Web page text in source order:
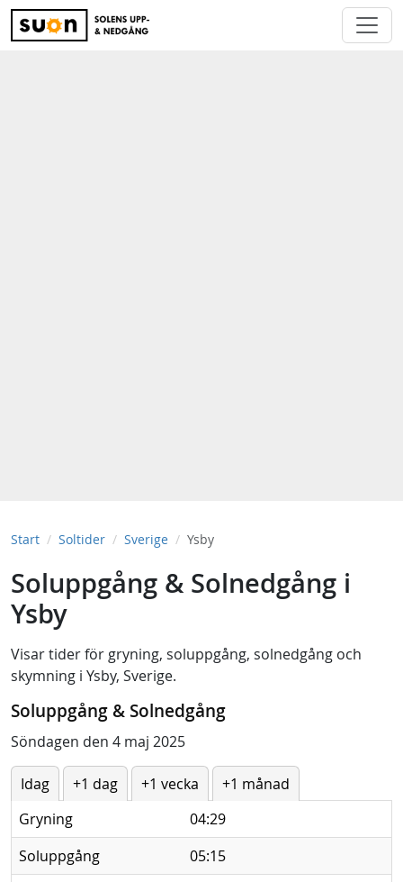
Start Soltider Sverige Ysby
Soluppgång & Solnedgång i
Ysby
Visar tider för gryning, soluppgång, solnedgång och
skymning i Ysby, Sverige.
Soluppgång & Solnedgång
Söndagen den 4 maj 2025
Idag +1 dag +1 vecka
+1 månad
Gryning
04:29
Soluppgång
05:15